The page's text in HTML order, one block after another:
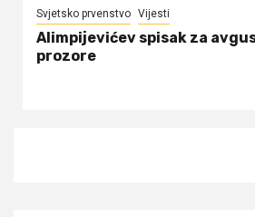
Svjetsko prvenstvo Vijesti
Alimpijevićev spisak za
prozore